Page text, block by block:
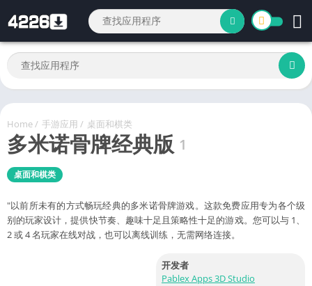
Home/ 手游应用 / 桌面和棋类
多米诺骨牌经典版 1
桌面和棋类
"以前所未有的方式畅玩经典的多米诺骨牌游戏。这款免费应用专为各个级
别的玩家设计，提供快节奏、趣味十足且策略性十足的游戏。您可以与 1、
2 或 4 名玩家在线对战，也可以离线训练，无需网络连接。
开发者
Pablex Apps 3D Studio